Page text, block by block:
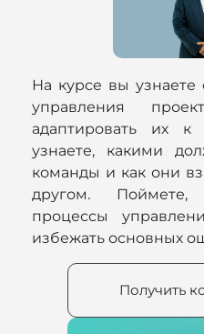
На курсе вы узнаете
управления
адаптировать их
узнаете, какими
команды и как они
другом. Поймете,
процессы
избежать основных
Получить